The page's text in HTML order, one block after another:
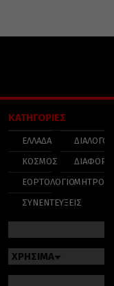
ΚΑΤΗΓΟΡΙΕΣ
ΕΛΛΑΔΑ
ΚΟΣΜΟΣ
ΕΟΡΤΟΛΟΓΙΟ
ΣΥΝΕΝΤΕΥΞΕΙΣ
ΔΙΑΛΟΓΟΣ
ΔΙΑΦΟΡΑ
ΧΡΗΣΙΜΑ